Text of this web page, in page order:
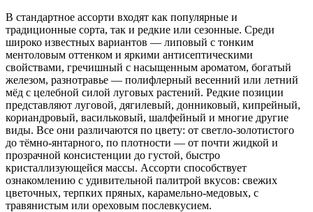
В стандартное ассорти входят как популярные и
традиционные сорта, так и редкие или сезонные. Среди
широко известных вариантов — липовый с тонким
ментоловым оттенком и яркими антисептическими
свойствами, гречишный с насыщенным ароматом, богатый
железом, разнотравье — полифлерный весенний или летний
мёд с целебной силой луговых растений. Редкие позиции
представляют луговой, дягилевый, донниковый, кипрейный,
кориандровый, васильковый, шалфейный и многие другие
виды. Все они различаются по цвету: от светло-золотистого
до тёмно-янтарного, по плотности — от почти жидкой и
прозрачной консистенции до густой, быстро
кристаллизующейся массы. Ассорти способствует
ознакомлению с удивительной палитрой вкусов: свежих
цветочных, терпких пряных, карамельно-медовых, с
травянистым или ореховым послевкусием.